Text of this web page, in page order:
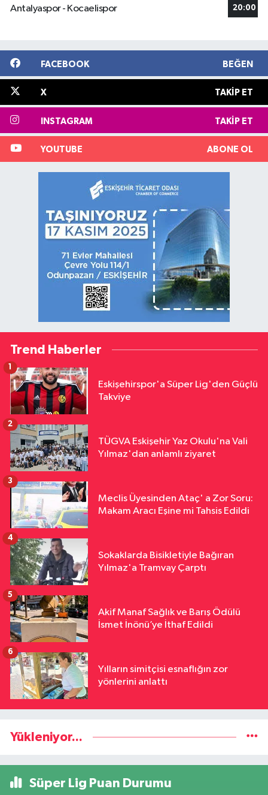
Antalyaspor - Kocaelispor 20:00
FACEBOOK BEĞEN
X TAKIP ET
INSTAGRAM TAKIP ET
YOUTUBE ABONE OL
Trend Haberler
Eskişehirspor'a Süper Lig'den Güçlü
Takviye
1
TÜGVA Eskişehir Yaz Okulu'na Vali
Yılmaz'dan anlamlı ziyaret
2
Meclis Üyesinden Ataç' a Zor Soru:
Makam Aracı Eşine mi Tahsis Edildi
3
Sokaklarda Bisikletiyle Bağıran
Yılmaz'a Tramvay Çarptı
4
Akif Manaf Sağlık ve Barış Ödülü
İsmet İnönü’ye İthaf Edildi
5
Yılların simitçisi esnaflığın zor
yönlerini anlattı
6
Yükleniyor...
Süper Lig Puan Durumu